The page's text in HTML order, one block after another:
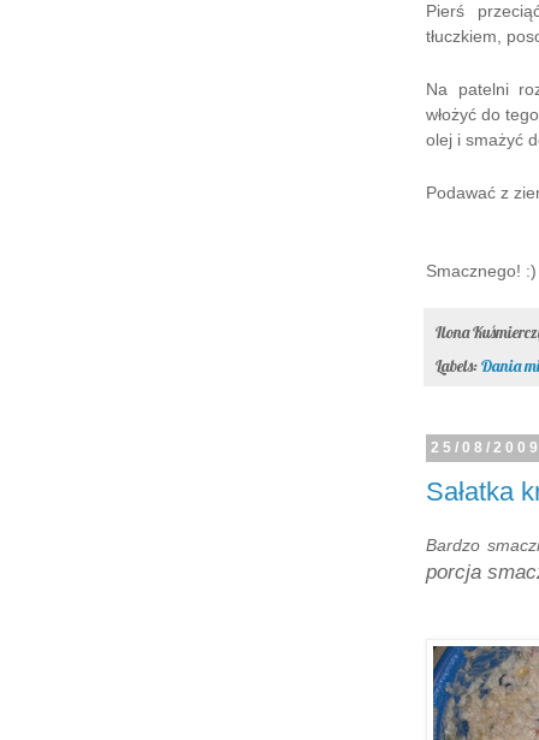
Pierś
tłuczkiem,
Na patelni
włożyć do
olej i smażyć
Podawać z
Smacznego! :)
Ilona
Labels:Dania
25/08/
Sałatka
Bardzo
porcja